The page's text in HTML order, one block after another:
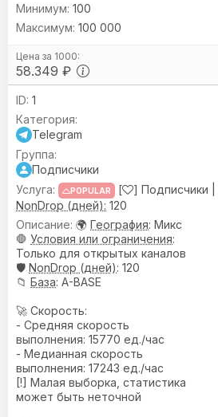
58.349 ₽
100
100 000
1
Telegram
Подписчики
POPULAR [ ] Подписчики |
NonDrop (дней): 120
🌍 География: Микс
🛑 Условия или ограничения:
Только для открытых каналов
🛡️ NonDrop (дней): 120
📁 База: A-BASE
🚀 Скорость:
- Средняя скорость
выполнения: 15770 ед./час
- Медианная скорость
выполнения: 17243 ед./час
[!] Малая выборка, статистика
может быть неточной